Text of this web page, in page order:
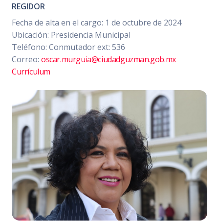
REGIDOR
Fecha de alta en el cargo: 1 de octubre de 2024
Ubicación: Presidencia Municipal
Teléfono: Conmutador ext: 536
Correo: oscar.murguia@ciudadguzman.gob.mx
Currículum